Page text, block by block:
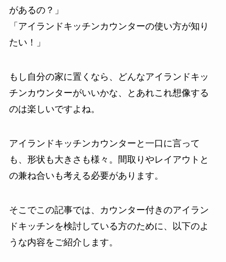
があるの？」
「アイランドキッチンカウンターの使い方が知り
たい！」
もし自分の家に置くなら、どんなアイランドキッ
チンカウンターがいいかな、とあれこれ想像する
のは楽しいですよね。
アイランドキッチンカウンターと一口に言って
も、形状も大きさも様々。間取りやレイアウトと
の兼ね合いも考える必要があります。
そこでこの記事では、カウンター付きのアイラン
ドキッチンを検討している方のために、以下のよ
うな内容をご紹介します。